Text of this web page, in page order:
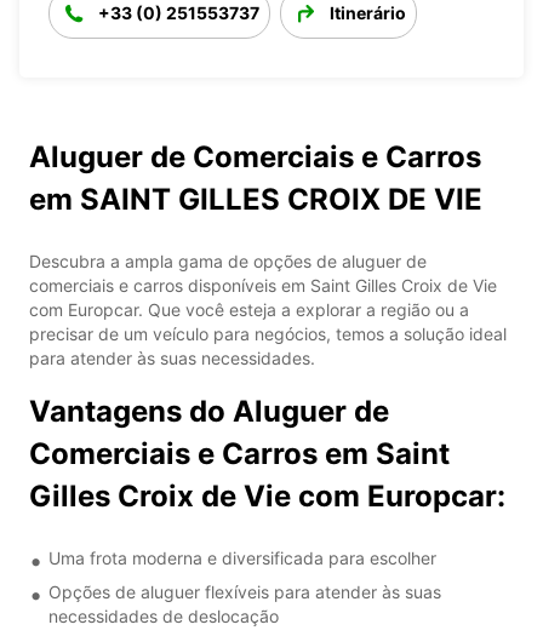
+33 (0) 251553737 Itinerário
Aluguer de Comerciais e Carros
em SAINT GILLES CROIX DE VIE
Descubra a ampla gama de opções de aluguer de
comerciais e carros disponíveis em Saint Gilles Croix de Vie
com Europcar. Que você esteja a explorar a região ou a
precisar de um veículo para negócios, temos a solução ideal
para atender às suas necessidades.
Vantagens do Aluguer de
Comerciais e Carros em Saint
Gilles Croix de Vie com Europcar:
Uma frota moderna e diversificada para escolher
Opções de aluguer flexíveis para atender às suas
necessidades de deslocação